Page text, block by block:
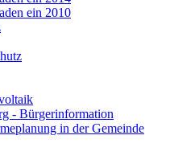
ein 2010
- Bürgerinformation
in der Gemeinde